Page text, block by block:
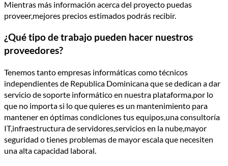
Mientras más información acerca del proyecto puedas
proveer,mejores precios estimados podrás recibir.
¿Qué tipo de trabajo pueden hacer nuestros
proveedores?
Tenemos tanto empresas informáticas como técnicos
independientes de Republica Dominicana que se dedican a dar
servicio de soporte informático en nuestra plataforma,por lo
que no importa si lo que quieres es un mantenimiento para
mantener en óptimas condiciones tus equipos,una consultoría
IT,infraestructura de servidores,servicios en la nube,mayor
seguridad o tienes problemas de mayor escala que necesiten
una alta capacidad laboral.